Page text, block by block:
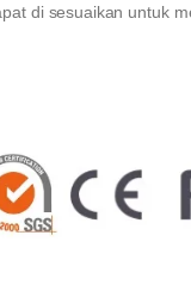
di sesuaikan untuk